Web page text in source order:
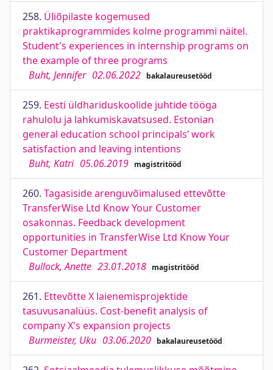
258. Üliõpilaste kogemused
praktikaprogrammides kolme programmi näitel.
Student's experiences in internship programs on
the example of three programs
Buht, Jennifer 02.06.2022 bakalaureusetööd
259. Eesti üldhariduskoolide juhtide tööga
rahulolu ja lahkumiskavatsused. Estonian
general education school principals’ work
satisfaction and leaving intentions
Buht, Katri 05.06.2019 magistritööd
260. Tagasiside arenguvõimalused ettevõtte
TransferWise Ltd Know Your Customer
osakonnas. Feedback development
opportunities in TransferWise Ltd Know Your
Customer Department
Bullock, Anette 23.01.2018 magistritööd
261. Ettevõtte X laienemisprojektide
tasuvusanalüüs. Cost-benefit analysis of
company X's expansion projects
Burmeister, Uku 03.06.2020 bakalaureusetööd